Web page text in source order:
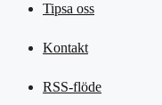
Tipsa oss
Kontakt
RSS-flöde